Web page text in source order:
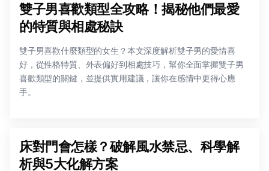
雙子男喜歡類型全攻略！揭秘他們最愛
的特質與相處秘訣
雙子男喜歡什麼類型的女生？本文深度解析雙子男的愛情喜
好，從性格特質、外表偏好到相處技巧，幫你全面掌握雙子男
喜歡類型的關鍵，並提供實用建議，讓你在感情中更得心應
手。
床對門會怎樣？破解風水禁忌、科學解
析與5大化解方案